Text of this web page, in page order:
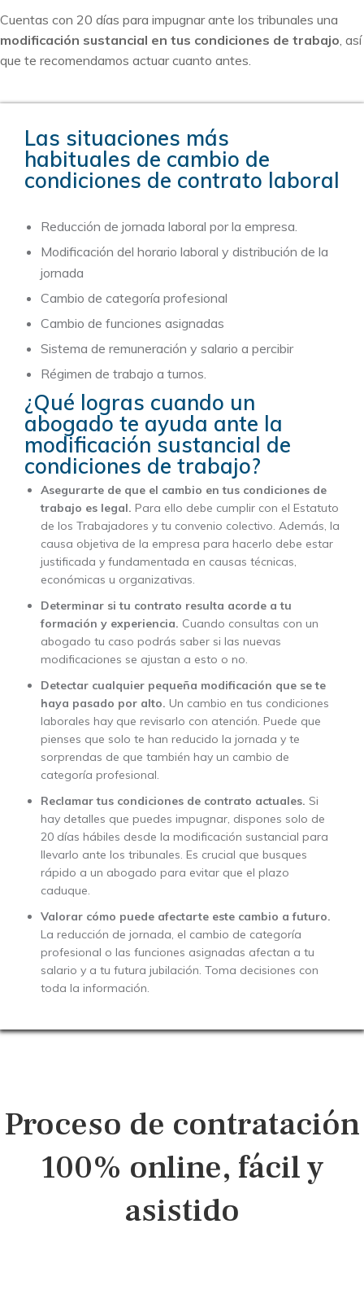
Cuentas con 20 días para impugnar ante los tribunales una
modificación sustancial en tus condiciones de trabajo, así
que te recomendamos actuar cuanto antes.
Las situaciones más
habituales de cambio de
condiciones de contrato laboral
Reducción de jornada laboral por la empresa.
Modificación del horario laboral y distribución de la
jornada
Cambio de categoría profesional
Cambio de funciones asignadas
Sistema de remuneración y salario a percibir
Régimen de trabajo a turnos.
¿Qué logras cuando un
abogado te ayuda ante la
modificación sustancial de
condiciones de trabajo?
Asegurarte de que el cambio en tus condiciones de
trabajo es legal. Para ello debe cumplir con el Estatuto
de los Trabajadores y tu convenio colectivo. Además, la
causa objetiva de la empresa para hacerlo debe estar
justificada y fundamentada en causas técnicas,
económicas u organizativas.
Determinar si tu contrato resulta acorde a tu
formación y experiencia. Cuando consultas con un
abogado tu caso podrás saber si las nuevas
modificaciones se ajustan a esto o no.
Detectar cualquier pequeña modificación que se te
haya pasado por alto. Un cambio en tus condiciones
laborales hay que revisarlo con atención. Puede que
pienses que solo te han reducido la jornada y te
sorprendas de que también hay un cambio de
categoría profesional.
Reclamar tus condiciones de contrato actuales. Si
hay detalles que puedes impugnar, dispones solo de
20 días hábiles desde la modificación sustancial para
llevarlo ante los tribunales. Es crucial que busques
rápido a un abogado para evitar que el plazo
caduque.
Valorar cómo puede afectarte este cambio a futuro.
La reducción de jornada, el cambio de categoría
profesional o las funciones asignadas afectan a tu
salario y a tu futura jubilación. Toma decisiones con
toda la información.
Proceso de contratación
100% online, fácil y
asistido